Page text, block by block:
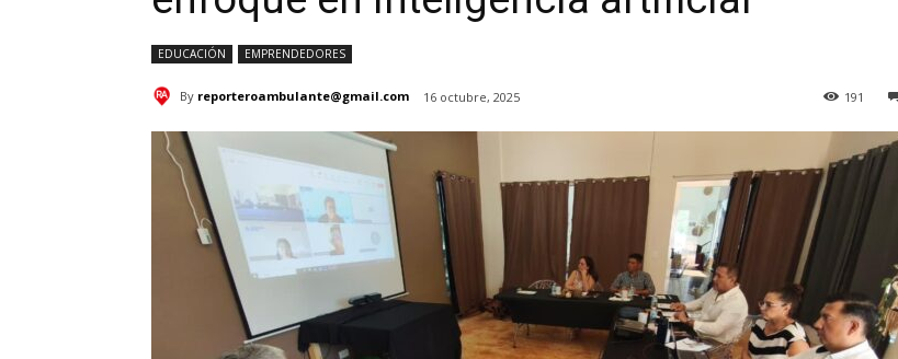
EDUCACIÓN EMPRENDEDORES
By reporteroambulante@gmail.com 16 octubre, 2025 191